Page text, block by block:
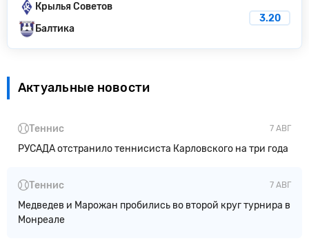
Крылья Советов
Балтика
3.20
Актуальные новости
7 АВГ
Теннис
РУСАДА отстранило теннисиста Карловского на три года
7 АВГ
Теннис
Медведев и Марожан пробились во второй круг турнира в
Монреале